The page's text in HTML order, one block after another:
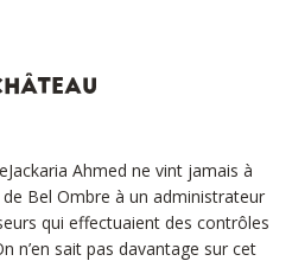
Ahmed ne vint jamais à
Bel Ombre à un administrateur
qui effectuaient des contrôles
n’en sait pas davantage sur cet